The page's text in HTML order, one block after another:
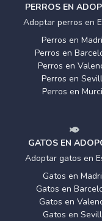
PERROS EN
Adoptar perros en
Perros en
Perros en
Perros en
Perros en
Perros en
GATOS EN
Adoptar gatos en
Gatos en
Gatos en
Gatos en
Gatos en